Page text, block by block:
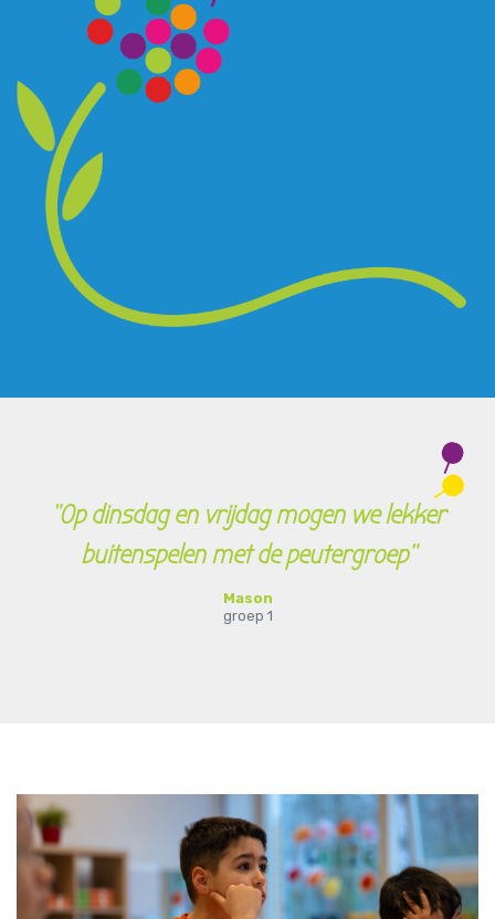
"Op dinsdag en vrijdag mogen we lekker
buitenspelen met de peutergroep"
Mason
groep 1